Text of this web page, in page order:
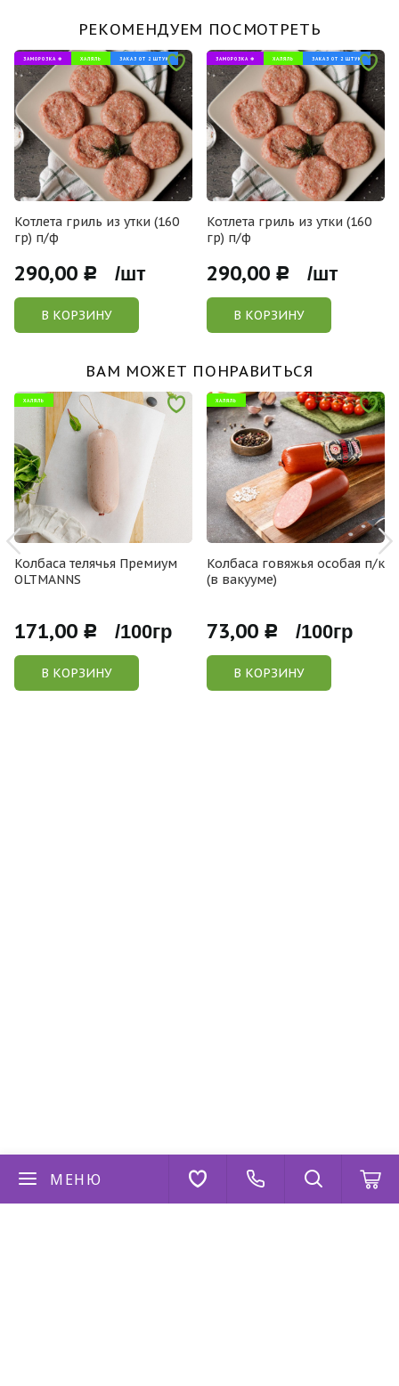
МЕНЮ
РЕКОМЕНДУЕМ ПОСМОТРЕТЬ
ЗАМОРОЗКА ❄ ХАЛЯЛЬ ЗАКАЗ ОТ 2 ШТУК
Котлета гриль из утки (160
гр) п/ф
290,00 Р /шт
В КОРЗИНУ
ЗАМОРОЗКА ❄ ХАЛЯЛЬ ЗАКАЗ ОТ 2 ШТУК
Котлета гриль из утки (160
гр) п/ф
290,00 Р /шт
В КОРЗИНУ
ВАМ МОЖЕТ ПОНРАВИТЬСЯ
ХАЛЯЛЬ
Колбаса телячья Премиум
OLTMANNS
171,00 Р /100гр
В КОРЗИНУ
ХАЛЯЛЬ
Колбаса говяжья особая п/к
(в вакууме)
73,00 Р /100гр
В КОРЗИНУ